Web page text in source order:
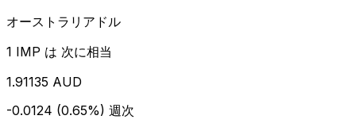
オーストラリアドル
1 IMP は 次に相当
1.91135 AUD
-0.0124 (0.65%) 週次